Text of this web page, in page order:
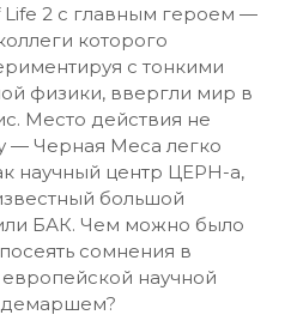
2 с главным героем —
которого
с тонкими
физики, ввергли мир в
Место действия не
— Черная Меса легко
научный центр ЦЕРН-а,
большой
БАК. Чем можно было
сомнения в
научной